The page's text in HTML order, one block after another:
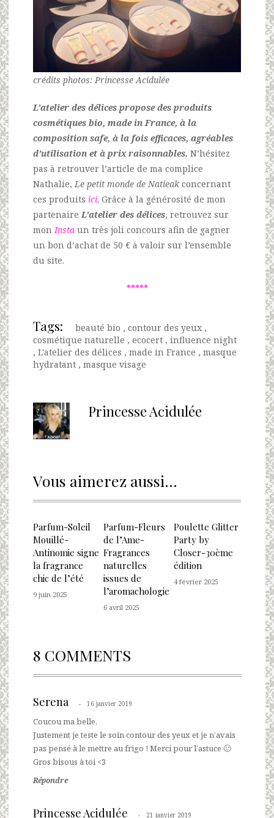
crédits photos: Princesse Acidulée
L’atelier des délices propose des produits
cosmétiques bio, made in France, à la
composition safe, à la fois efficaces, agréables
d’utilisation et à prix raisonnables. N’hésitez
pas à retrouver l’article de ma complice
Nathalie,Le petit monde de Natieakconcernant
ces produits ici. Grâce à la générosité de mon
partenaireL’atelier des délices, retrouvez sur
monInsta un très joli concours afin de gagner
un bon d’achat de 50 € à valoir sur l’ensemble
du site.
*****
Tags: beauté bio , contour des yeux ,
cosmétique naturelle , ecocert , influence night
, L'atelier des délices , made in France , masque
hydratant , masque visage
Princesse Acidulée
Vous aimerez aussi...
Parfum-Soleil
Mouillé-
Antinomie signe
la fragrance
chic de l’été
9 juin 2025
Parfum-Fleurs
de l’Ame-
Fragrances
naturelles
issues de
l’aromachologie
6 avril 2025
Poulette Glitter
Party by
Closer-30ème
édition
4 février 2025
8 COMMENTS
Serena 16 janvier 2019
Coucou ma belle,
Justement je teste le soin contour des yeux et je n’avais
pas pensé à le mettre au frigo ! Merci pour l’astuce 🙂
Gros bisous à toi <3
Répondre
Princesse Acidulée 21 janvier 2019